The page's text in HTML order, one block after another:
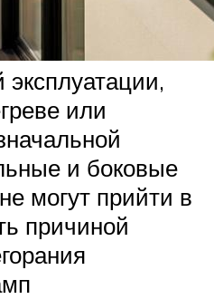
или
и боковые
могут прийти в
причиной